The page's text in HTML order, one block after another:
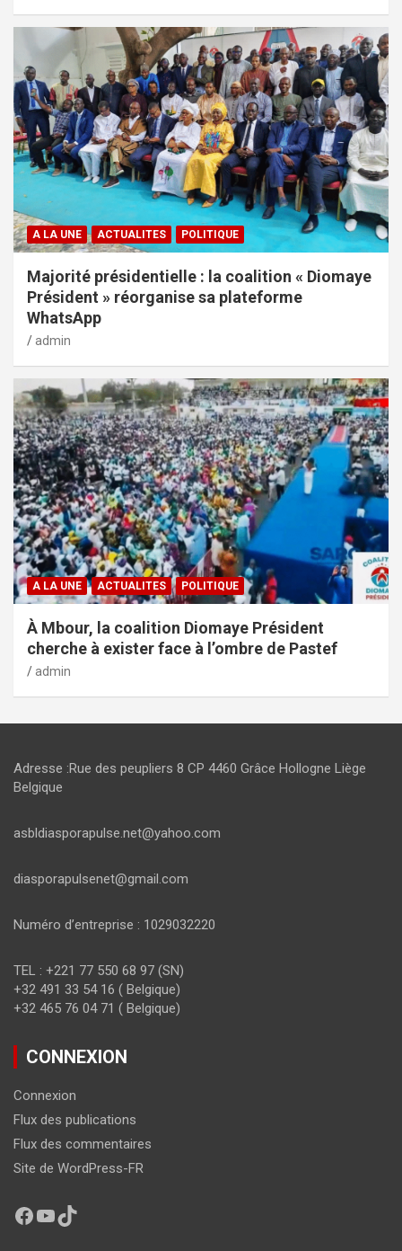
A LA UNE ACTUALITES POLITIQUE
Majorité présidentielle : la coalition « Diomaye
Président » réorganise sa plateforme
WhatsApp
admin
A LA UNE ACTUALITES POLITIQUE
À Mbour, la coalition Diomaye Président
cherche à exister face à l’ombre de Pastef
admin
Adresse :Rue des peupliers 8 CP 4460 Grâce Hollogne Liège
Belgique
asbldiasporapulse.net@yahoo.com
diasporapulsenet@gmail.com
Numéro d’entreprise : 1029032220
TEL : +221 77 550 68 97 (SN)
+32 491 33 54 16 ( Belgique)
+32 465 76 04 71 ( Belgique)
CONNEXION
Connexion
Flux des publications
Flux des commentaires
Site de WordPress-FR